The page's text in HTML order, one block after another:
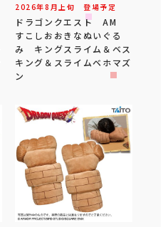
2026年8 月 上旬 登場予定
ドラゴンクエスト AM
すこしおおきなぬいぐる
み キングスライム＆ベス
キング＆スライムベホマズ
ン